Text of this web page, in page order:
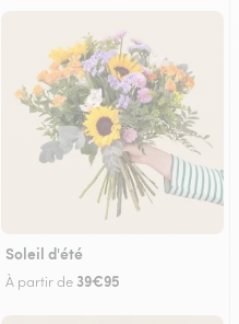
Soleil d'été
À partir de 39€95